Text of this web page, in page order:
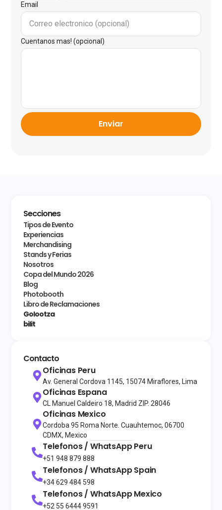
Email
Cuentanos mas! (opcional)
Enviar
Secciones
Tipos de Evento
Experiencias
Merchandising
Stands y Ferias
Nosotros
Copa del Mundo 2026
Blog
Photobooth
Libro de Reclamaciones
Golootza
bilit
Contacto
Oficinas Peru
Av. General Cordova 1145, 15074 Miraflores, Lima
Oficinas Espana
CL Manuel Caldeiro 18, Madrid ZIP. 28046
Oficinas Mexico
Cordoba 95 Roma Norte. Cuauhtemoc, 06700
CDMX, Mexico
Telefonos / WhatsAppPeru
+51 948 879 888
Telefonos / WhatsAppSpain
+34 629 484 598
Telefonos / WhatsAppMexico
+52 55 6444 9591